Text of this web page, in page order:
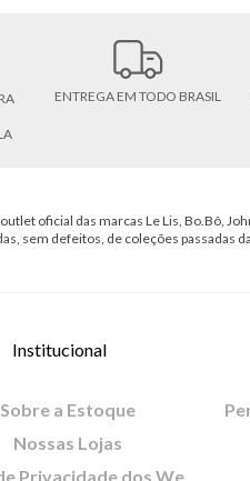
ENTREGA EM TODO BRASIL
oficial das marcas Le Lis, Bo.Bô,
sem defeitos, de coleções
Institucional
Sobre a Estoque
Nossas Lojas